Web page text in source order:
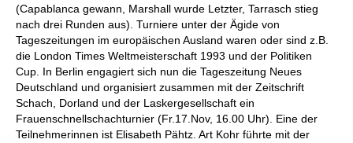
(Capablanca gewann, Marshall wurde Letzter, Tarrasch stieg
nach drei Runden aus). Turniere unter der Ägide von
Tageszeitungen im europäischen Ausland waren oder sind z.B.
die London Times Weltmeisterschaft 1993 und der Politiken
Cup. In Berlin engagiert sich nun die Tageszeitung Neues
Deutschland und organisiert zusammen mit der Zeitschrift
Schach, Dorland und der Laskergesellschaft ein
Frauenschnellschachturnier (Fr.17.Nov, 16.00 Uhr). Eine der
Teilnehmerinnen ist Elisabeth Pähtz. Art Kohr führte mit der